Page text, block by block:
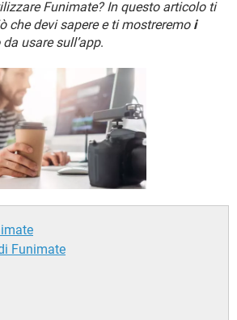
WHATSAPP
FACEBOOK
Funimate? In questo articolo ti
che devi sapere e ti mostreremo i
da usare sull’app.
Funimate